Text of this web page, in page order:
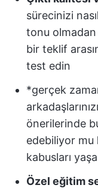
sürecinizi
tonu
bir teklif
test edin
*gerçek
önerilerinde
edebiliyor
kabusları
Özel eğitim